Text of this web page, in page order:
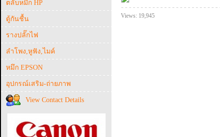
ตลับหมึก HP
ตู้กันชื้น
รางปลั๊กไฟ
ลำโพง,หูฟัง,ไมค์
หมึก EPSON
อุปกรณ์เสริม-ถ่ายภาพ
View Contact Details
Views: 19,945